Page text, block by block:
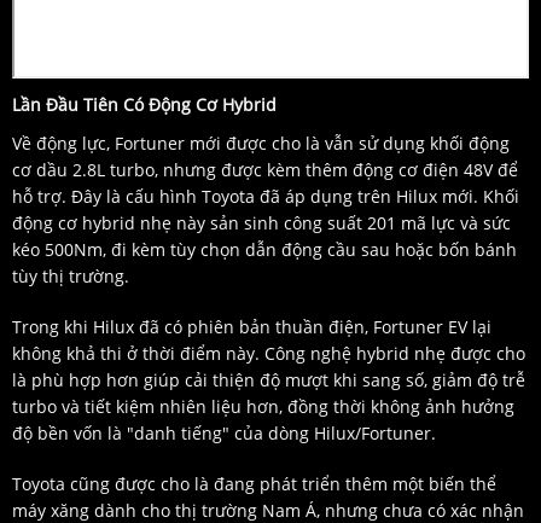
Lần Đầu Tiên Có Động Cơ Hybrid
Về động lực, Fortuner mới được cho là vẫn sử dụng khối động
cơ dầu 2.8L turbo, nhưng được kèm thêm động cơ điện 48V để
hỗ trợ. Đây là cấu hình Toyota đã áp dụng trên Hilux mới. Khối
động cơ hybrid nhẹ này sản sinh công suất 201 mã lực và sức
kéo 500Nm, đi kèm tùy chọn dẫn động cầu sau hoặc bốn bánh
tùy thị trường.
Trong khi Hilux đã có phiên bản thuần điện, Fortuner EV lại
không khả thi ở thời điểm này. Công nghệ hybrid nhẹ được cho
là phù hợp hơn giúp cải thiện độ mượt khi sang số, giảm độ trễ
turbo và tiết kiệm nhiên liệu hơn, đồng thời không ảnh hưởng
độ bền vốn là "danh tiếng" của dòng Hilux/Fortuner.
Toyota cũng được cho là đang phát triển thêm một biến thể
máy xăng dành cho thị trường Nam Á, nhưng chưa có xác nhận